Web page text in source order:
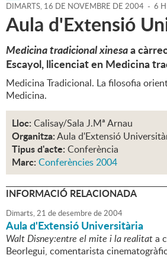
DIMARTS, 16 DE NOVEMBRE DE 2004 - 6
Aula d'Extensió
Medicina tradicional xinesaa
Escayol, llicenciat en Medicina
Medicina Tradicional. La filosofia
Medicina.
Lloc: Calisay/Sala J.Mª Arnau
Organitza:Aula d'Extensió
Tipus d'acte: Conferència
Marc: Conferències 2004
INFORMACIÓ RELACIONADA
Dimarts,21 dedesembrede2004
Aula d'Extensió Universitària
Walt Disney:entre el mite i la realitata
Beorlegui, comentarista cinematogràfic